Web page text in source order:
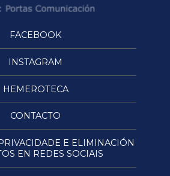
FACEBOOK
INSTAGRAM
HEMEROTECA
CONTACTO
E ELIMINACIÓN
EN REDES SOCIAIS